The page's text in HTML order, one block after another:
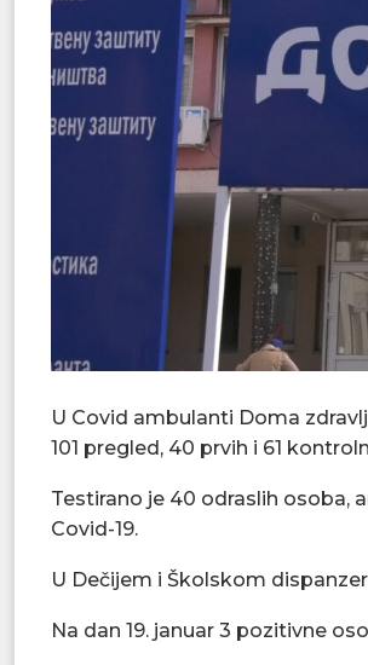
U Covid ambulanti Doma
101 pregled, 40 prvih i 61
Testirano je 40 odraslih osoba,
Covid-19.
U Dečijem i Školskom
Na dan 19. januar 3 pozitivne